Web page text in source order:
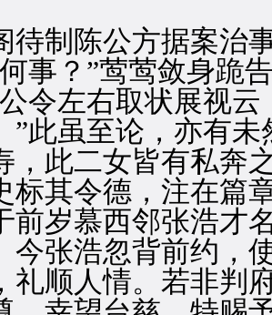
制陈公方据案治
事？”莺莺敛身跪
令左右取状展视
”此虽至论，亦有
，此二女皆有私奔
标其令德，注在篇
前岁慕西邻张浩才
今张浩忽背前约，
礼顺人情。若非判